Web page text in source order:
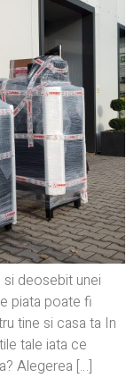
deosebit unei
piata poate fi
tine si casa ta In
tale iata ce
Alegerea […]